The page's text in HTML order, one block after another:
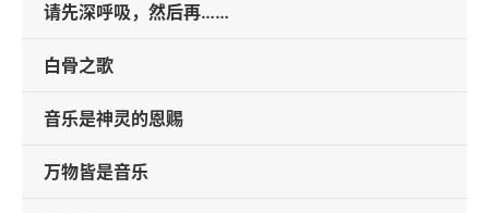
请先深呼吸，然后再……
白骨之歌
音乐是神灵的恩赐
万物皆是音乐